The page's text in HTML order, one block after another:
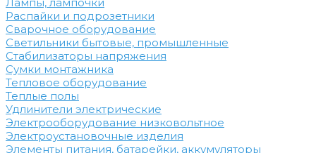
Распайки и подрозетники
Сварочное оборудование
Светильники бытовые, промышленные
Стабилизаторы напряжения
Сумки монтажника
Тепловое оборудование
Теплые полы
Удлинители электрические
Электрооборудование низковольтное
Электроустановочные изделия
Элементы питания, батарейки, аккумуляторы